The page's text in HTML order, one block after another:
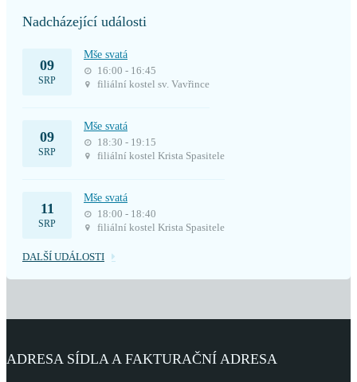
Nadcházející události
09
SRP
Mše svatá
16:00 - 16:45
filiální kostel sv. Vavřince
09
SRP
Mše svatá
18:30 - 19:15
filiální kostel Krista Spasitele
11
SRP
Mše svatá
18:00 - 18:40
filiální kostel Krista Spasitele
DALŠÍ UDÁLOSTI
ADRESA SÍDLA A FAKTURAČNÍ ADRESA